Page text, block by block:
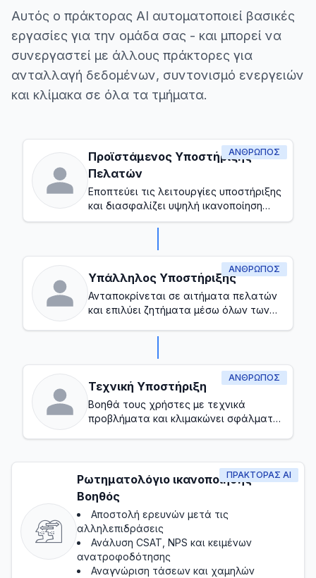
Αυτός ο πράκτορας AI αυτοματοποιεί βασικές
εργασίες για την ομάδα σας - και μπορεί να
συνεργαστεί με άλλους πράκτορες για
ανταλλαγή δεδομένων, συντονισμό ενεργειών
και κλίμακα σε όλα τα τμήματα.
ΆΝΘΡΩΠΟΣ
Προϊστάμενος Υποστήριξης
Πελατών
Εποπτεύει τις λειτουργίες υποστήριξης
και διασφαλίζει υψηλή ικανοποίηση
πελατών
ΆΝΘΡΩΠΟΣ
Υπάλληλος Υποστήριξης
Ανταποκρίνεται σε αιτήματα πελατών
και επιλύει ζητήματα μέσω όλων των
ΆΝΘΡΩΠΟΣ
Τεχνική Υποστήριξη
Βοηθά τους χρήστες με τεχνικά
προβλήματα και κλιμακώνει σφάλματα
ΠΡΑΚΤΟΡΑΣ AI
Ρωτηματολόγιο ικανοποίησης
Βοηθός
Αποστολή ερευνών μετά τις
αλληλεπιδράσεις
Ανάλυση CSAT, NPS και κειμένων
ανατροφοδότησης
Αναγνώριση τάσεων και χαμηλών